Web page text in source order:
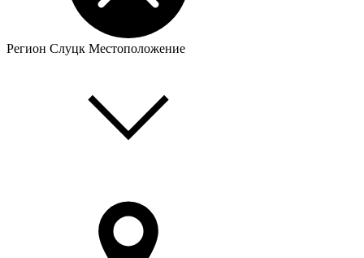
Регион Слуцк Местоположение